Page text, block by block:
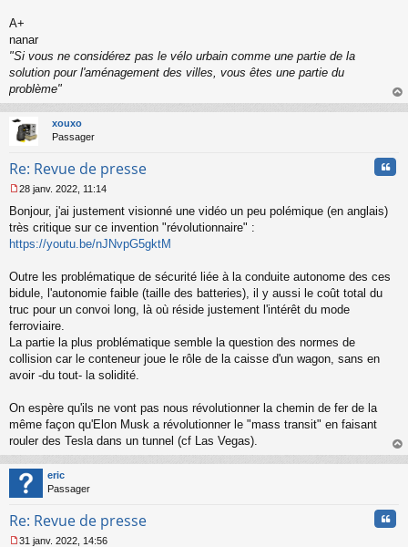
A+
nanar
"Si vous ne considérez pas le vélo urbain comme une partie de la
solution pour l'aménagement des villes, vous êtes une partie du
problème"
au
xouxo
Passager
Re: Revue de presse
e
s
s
a
e
n
o
n
u
28 janv. 2022, 11:14
Bonjour, j'ai justement visionné une vidéo un peu polémique (en anglais)
très critique sur ce invention "révolutionnaire" :
https://youtu.be/nJNvpG5gktM
Outre les problématique de sécurité liée à la conduite autonome des ces
bidule, l'autonomie faible (taille des batteries), il y aussi le coût total du
truc pour un convoi long, là où réside justement l'intérêt du mode
ferroviaire.
La partie la plus problématique semble la question des normes de
collision car le conteneur joue le rôle de la caisse d'un wagon, sans en
avoir -du tout- la solidité.
On espère qu'ils ne vont pas nous révolutionner la chemin de fer de la
même façon qu'Elon Musk a révolutionner le "mass transit" en faisant
rouler des Tesla dans un tunnel (cf Las Vegas).
au
eric
Passager
Re: Revue de presse
31 janv. 2022, 14:56